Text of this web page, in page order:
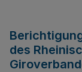
des